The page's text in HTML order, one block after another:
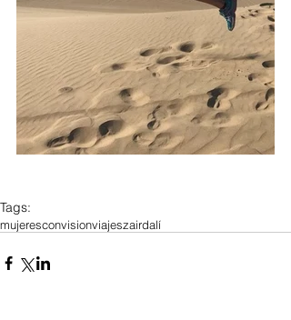
Tags:
mujeresconvisionviajeszairdalí